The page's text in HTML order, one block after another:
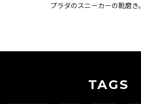
プラダのスニーカーの靴磨き。
TAGS